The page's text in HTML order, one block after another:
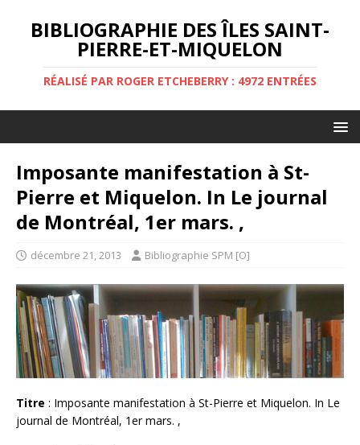
BIBLIOGRAPHIE DES ÎLES SAINT-
PIERRE-ET-MIQUELON
RÉALISÉ PAR ROGER ETCHEBERRY : 4972 ENTRÉES
Imposante manifestation à St-
Pierre et Miquelon. In Le journal
de Montréal, 1er mars. ,
décembre 21, 2013 Bibliographie SPM [O]
Titre : Imposante manifestation à St-Pierre et Miquelon. In Le
journal de Montréal, 1er mars. ,